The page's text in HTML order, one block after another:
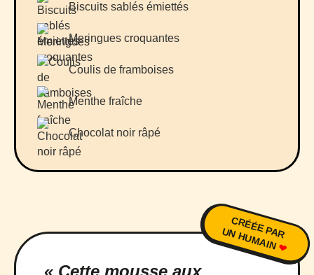
Biscuits sablés émiettés
Meringues croquantes
Coulis de framboises
Menthe fraîche
Chocolat noir râpé
CRÉÉE PAR
UN HUMAIN❤
« Cette mousse aux